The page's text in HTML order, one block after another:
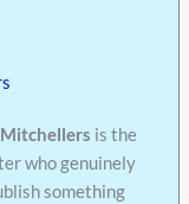
is the
who genuinely
something